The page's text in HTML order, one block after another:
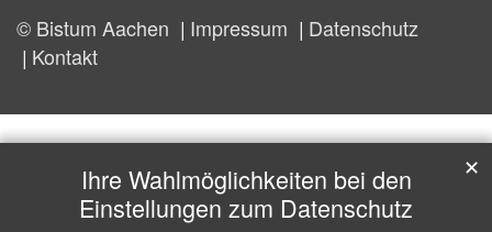
© Bistum Aachen Impressum
Datenschutz
Kontakt
Ihre Wahlmöglichkeiten bei den
Einstellungen zum Datenschutz
✕